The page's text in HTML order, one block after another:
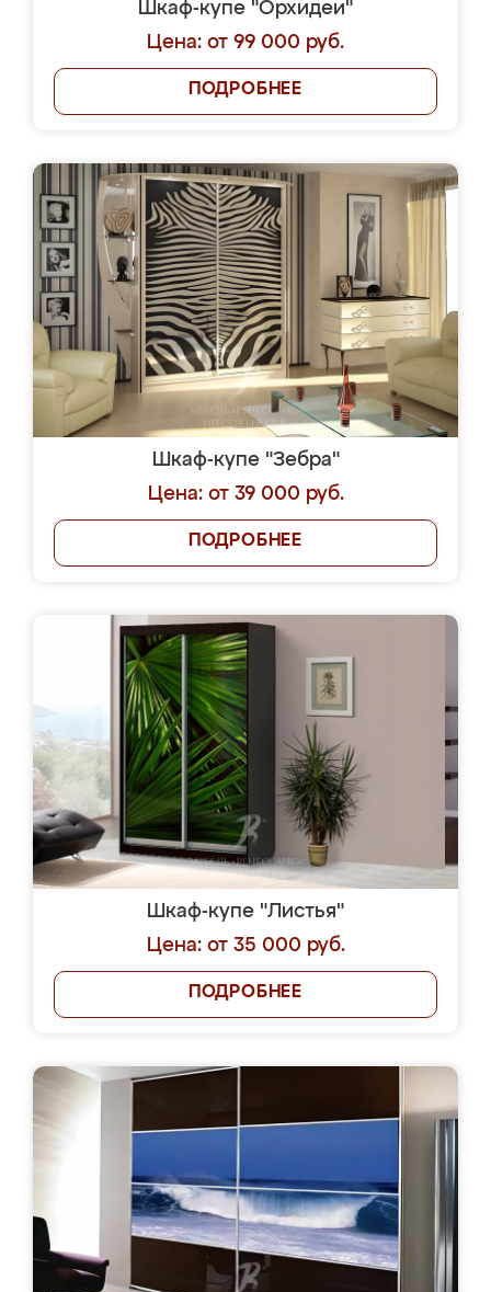
Шкаф-купе "Орхидеи"
Цена: от 99 000 руб.
ПОДРОБНЕЕ
Шкаф-купе "Зебра"
Цена: от 39 000 руб.
ПОДРОБНЕЕ
Шкаф-купе "Листья"
Цена: от 35 000 руб.
ПОДРОБНЕЕ